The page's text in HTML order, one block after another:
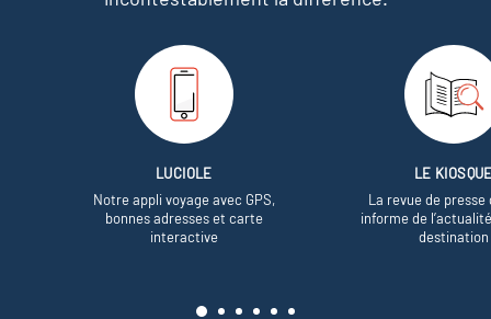
LUCIOLE
Notre appli voyage avec GPS,
bonnes adresses et carte
interactive
LE
La revue de presse
informe de
destination